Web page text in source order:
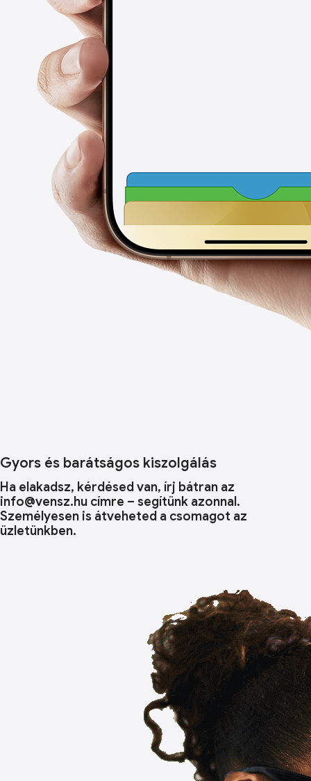
Gyors és barátságos kiszolgálás
Ha elakadsz, kérdésed van, írj bátran az
info@vensz.hu címre – segítünk azonnal.
Személyesen is átveheted a csomagot az
üzletünkben.